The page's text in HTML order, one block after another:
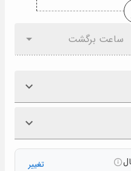
ساعت برگشت
تغییر